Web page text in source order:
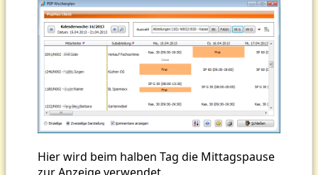
Hier wird beim halben Tag die Mittagspause